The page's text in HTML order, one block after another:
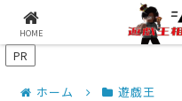
シナコムについて
PR
ホーム 遊戯王
HOME